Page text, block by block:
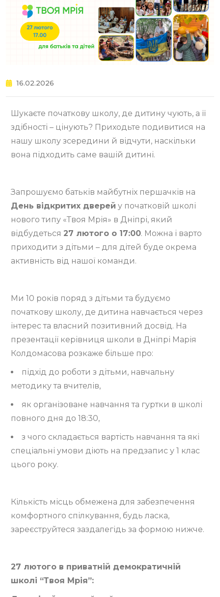
16.02.2026
Шукаєте початкову школу, де дитину чують, а її
здібності – цінують? Приходьте подивитися на
нашу школу зсередини й відчути, наскільки
вона підходить саме вашій дитині.
Запрошуємо батьків майбутніх першачків на
День відкритих дверей у початковій школі
нового типу «Твоя Мрія» в Дніпрі, який
відбудеться 27 лютого о 17:00. Можна і варто
приходити з дітьми – для дітей буде окрема
активність від нашої команди.
Ми 10 років поряд з дітьми та будуємо
початкову школу, де дитина навчається через
інтерес та власний позитивний досвід. На
презентації керівниця школи в Дніпрі Марія
Колдомасова розкаже більше про:
підхід до роботи з дітьми, навчальну
методику та вчителів,
як організоване навчання та гуртки в школі
повного дня до 18:30,
з чого складається вартість навчання та які
спеціальні умови діють на предзапис у 1 клас
цього року.
Кількість місць обмежена для забезпечення
комфортного спілкування, будь ласка,
зареєструйтеся заздалегідь за формою нижче.
27 лютого в приватній демократичній
школі “Твоя Мрія”: